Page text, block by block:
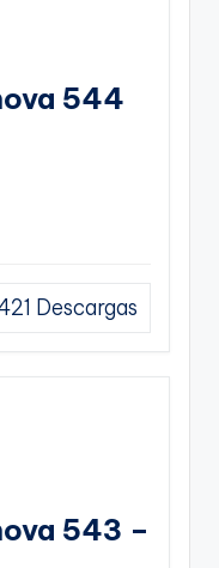
544
Descargas
543 –